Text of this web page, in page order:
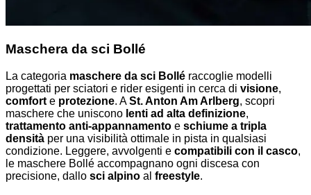
Maschera da sci Bollé
La categoria maschere da sci Bollé raccoglie modelli
progettati per sciatori e rider esigenti in cerca di visione,
comfort e protezione. ASt. Anton Am Arlberg, scopri
maschere che uniscono lenti ad alta definizione,
trattamento anti-appannamento e schiume a tripla
densità per una visibilità ottimale in pista in qualsiasi
condizione. Leggere, avvolgenti e compatibili con il casco,
le maschere Bollé accompagnano ogni discesa con
precisione, dallo sci alpino al freestyle.